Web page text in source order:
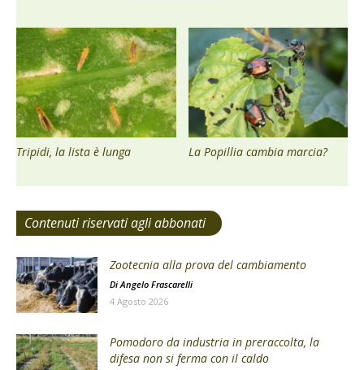
Tripidi, la lista è lunga La Popillia cambia marcia?
Contenuti riservati agli abbonati
Zootecnia alla prova del cambiamento
DiAngelo Frascarelli
4 Agosto 2026
Pomodoro da industria in preraccolta, la
difesa non si ferma con il caldo